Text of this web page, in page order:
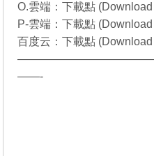
O.雲端：下載點
P-雲端：下載點
百度云：下載點
——-